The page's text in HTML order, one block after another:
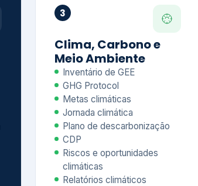
3
Clima, Carbono e
Meio Ambiente
Inventário de GEE
GHG Protocol
Metas climáticas
Jornada climática
Plano de descarbonização
CDP
Riscos e oportunidades
climáticas
Relatórios climáticos